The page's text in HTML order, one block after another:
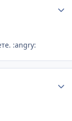
:angry: